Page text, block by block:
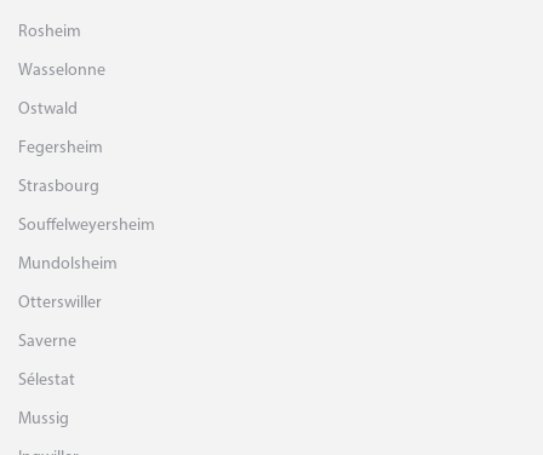
Rosheim
Wasselonne
Ostwald
Fegersheim
Strasbourg
Souffelweyersheim
Mundolsheim
Otterswiller
Saverne
Sélestat
Mussig